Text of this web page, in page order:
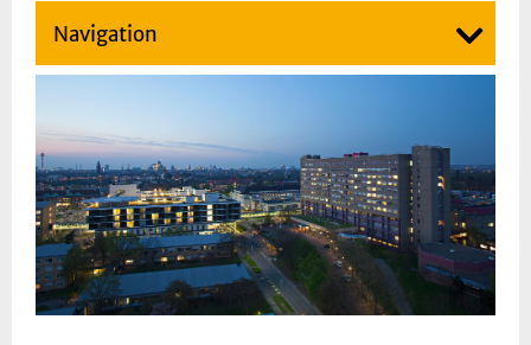
Navigation